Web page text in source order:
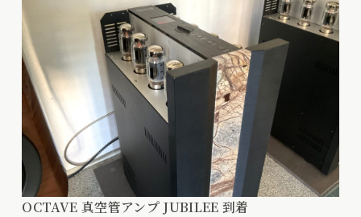
OCTAVE 真空管アンプ JUBILEE 到着